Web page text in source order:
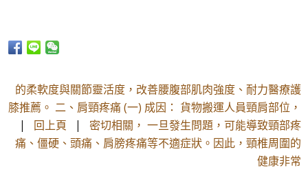
的柔軟度與關節靈活度，改善腰腹部肌肉強度、耐力醫療護
膝推薦。 二、肩頸疼痛 (一) 成因： 貨物搬運人員頸肩部位，
| 回上頁 | 密切相關， 一旦發生問題，可能導致頸部疼
痛、僵硬、頭痛、肩膀疼痛等不適症狀。因此，頸椎周圍的
健康非常